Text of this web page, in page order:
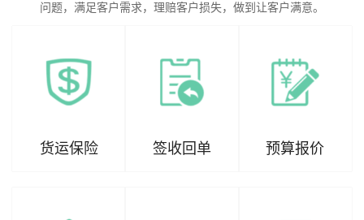
问题，满足客户需求，理赔客户损失，做到让客户满意。
货运保险 签收回单 预算报价